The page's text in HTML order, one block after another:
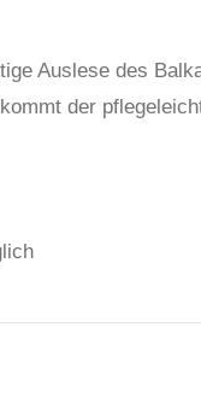
Auslese des
der